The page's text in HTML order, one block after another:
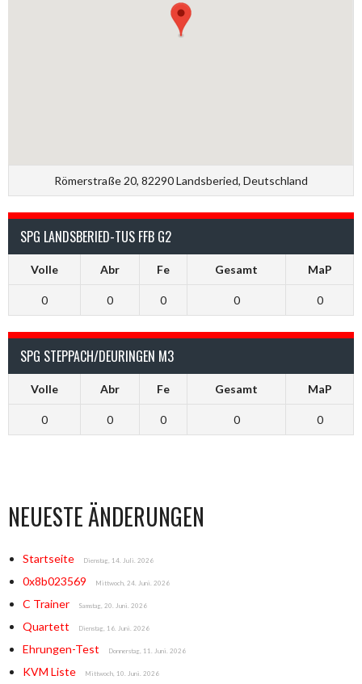
Römerstraße 20, 82290 Landsberied, Deutschland
SPG LANDSBERIED-TUS FFB G2
Volle Abr Fe Gesamt MaP
0 0 0 0 0
SPG STEPPACH/DEURINGEN M3
Volle Abr Fe Gesamt MaP
0 0 0 0 0
NEUESTE ÄNDERUNGEN
Startseite Dienstag, 14. Juli. 2026
0x8b023569 Mittwoch, 24. Juni. 2026
C Trainer Samstag, 20. Juni. 2026
Quartett Dienstag, 16. Juni. 2026
Ehrungen-Test Donnerstag, 11. Juni. 2026
KVM Liste Mittwoch, 10. Juni. 2026